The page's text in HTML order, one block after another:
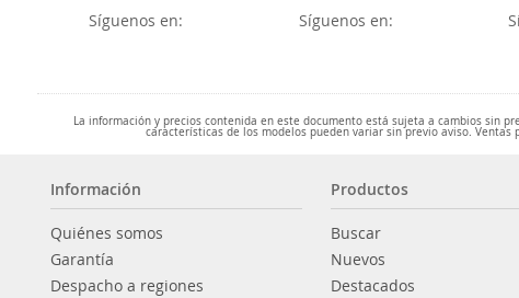
Síguenos en: Síguenos en:
La información y precios contenida en este documento está sujeta a cambios sin
características de los modelos pueden variar sin previo aviso.
Información
Quiénes somos
Garantía
Despacho a regiones
Productos
Buscar
Nuevos
Destacados